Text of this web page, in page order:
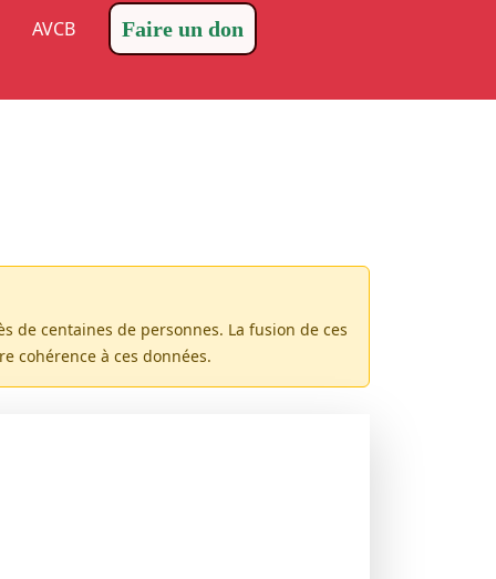
AVCB Faire un don
de centaines de personnes. La fusion de ces
cohérence à ces données.